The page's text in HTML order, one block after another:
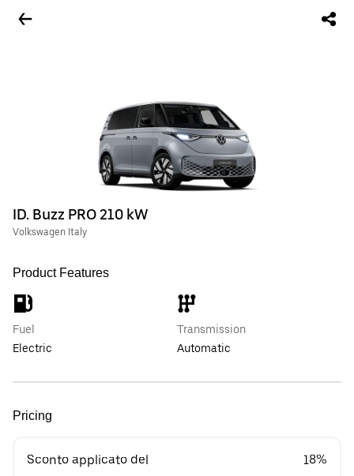
ID. Buzz PRO 210 kW
Volkswagen Italy
Product Features
Fuel
Electric
Transmission
Automatic
Pricing
Sconto applicato del 18%